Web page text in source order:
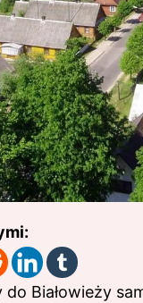
Białowieży